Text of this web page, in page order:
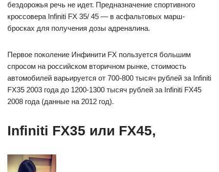
бездорожья речь не идет. Предназначение спортивного
кроссовера Infiniti FX 35/ 45 — в асфальтовых марш-
бросках для получения дозы адреналина.
Первое поколение Инфинити FX пользуется большим
спросом на российском вторичном рынке, стоимость
автомобилей варьируется от 700-800 тысяч рублей за Infiniti
FX35 2003 года до 1200-1300 тысяч рублей за Infiniti FX45
2008 года (данные на 2012 год).
Infiniti FX35 или FX45,